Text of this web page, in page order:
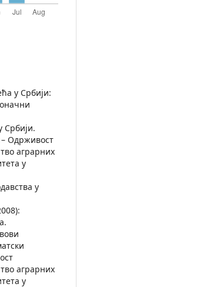
у Србији:
Србији.
– Одрживост
аграрних
у
у
аграрних
у